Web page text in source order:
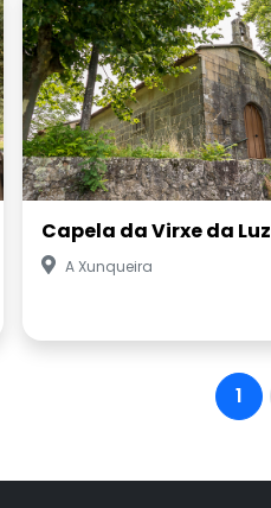
Capela da Virxe da Luz
A Xunqueira
1